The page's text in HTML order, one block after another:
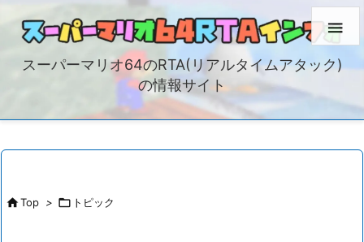
スーパーマリオ64のRTA(リアルタイムアタック)
の情報サイト

Top >  トピック